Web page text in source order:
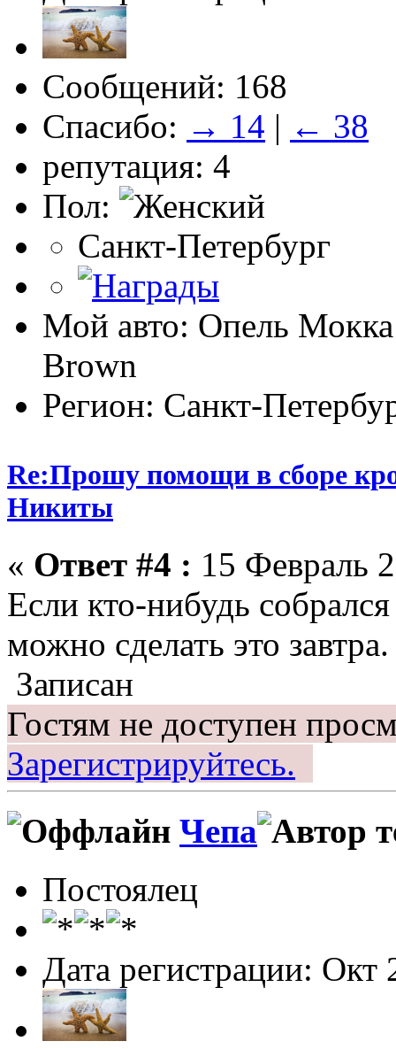
Сообщений: 168
Спасибо: → 14 | ← 38
репутация: 4
Пол:
Санкт-Петербург
Мой авто: Опель
Brown
Регион: Санкт-
Re:Прошу помощи в сборе
Никиты
« Ответ #4 : 15 Февраль
Если кто-нибудь
можно сделать это
Записан
Гостям не доступен
Зарегистрируйтесь.
Чепа
Постоялец
Дата регистрации: Окт